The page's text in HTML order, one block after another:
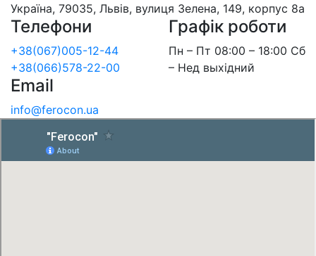
Україна, 79035, Львів, вулиця Зелена, 149, корпус 8а
Телефони
+38(067)005-12-44
+38(066)578-22-00
Графік роботи
Пн – Пт 08:00 – 18:00 Сб
– Нед выхідний
Email
info@ferocon.ua